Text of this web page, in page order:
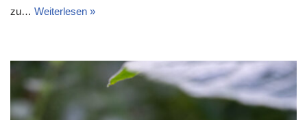
zu… Weiterlesen »